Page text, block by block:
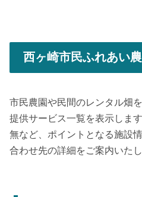
西ヶ崎市民ふれあい
市民農園や民間のレンタル畑
提供サービス一覧を表示しま
無など、ポイントとなる施設
合わせ先の詳細をご案内いたし